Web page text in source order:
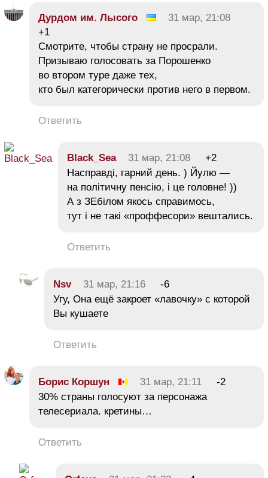
Дурдом им. Лысого
31 мар, 21:08
+1
Смотрите, чтобы страну не просрали.
Призываю голосовать за Порошенко
во втором туре даже тех,
кто был категорически против него в первом.
Ответить
Black_Sea 31 мар, 21:08
+2
Насправді, гарний день. ) Йулю —
на політичну пенсію, і це головне! ))
А з ЗЕбілом якось справимось,
тут і не такі «проффесори» вештались.
Ответить
Nsv 31 мар, 21:16
-6
Угу, Она ещё закроет «лавочку» с которой
Вы кушаете
Ответить
Борис Коршун 31 мар, 21:11
-2
30% страны голосуют за персонажа
телесериала. кретины…
Ответить